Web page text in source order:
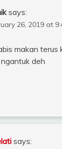
says:
26, 2019 at
makan terus
deh
says: